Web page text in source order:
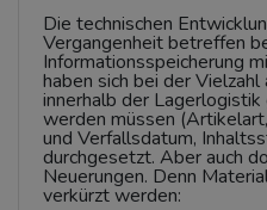
Die technischen
Vergangenheit betreffen
Informationsspeicherung
haben sich bei der
innerhalb der
werden müssen
und Verfallsdatum,
durchgesetzt. Aber auch
Neuerungen. Denn
verkürzt werden: